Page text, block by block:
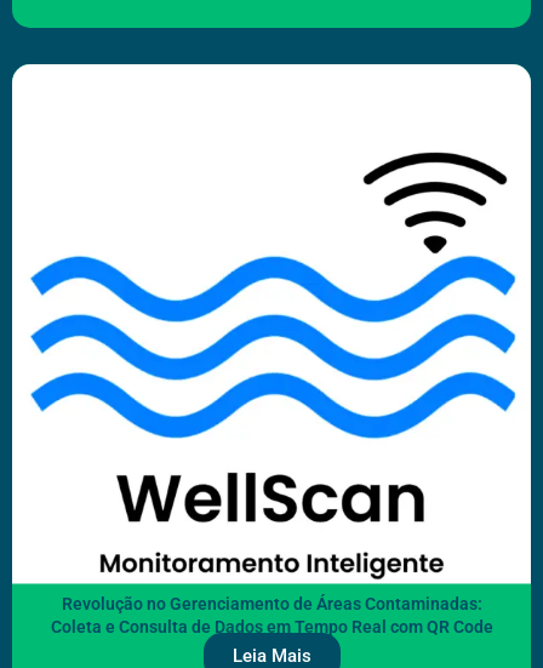
Revolução no Gerenciamento de Áreas Contaminadas:
Coleta e Consulta de Dados em Tempo Real com QR Code
Leia Mais